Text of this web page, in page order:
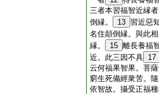
三者本習福智近縁
倒縁。
13 習近惡
名住顛倒縁。與此
縁。
15 離長養福
近。此三因不具 17
云何福果智果。菩
窮生死備經衆苦。
依智故。攝受正福